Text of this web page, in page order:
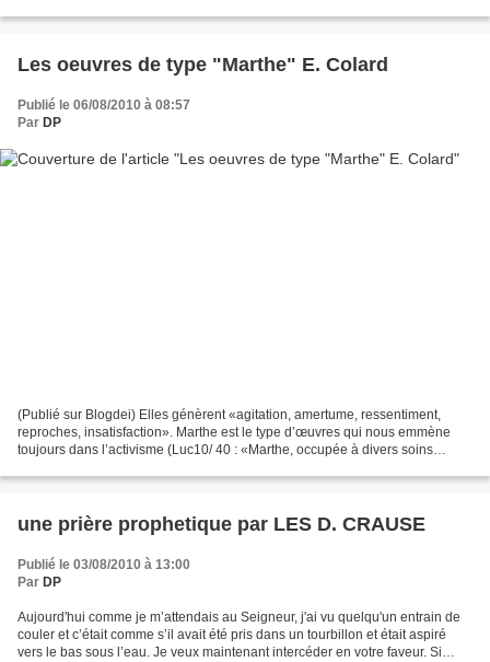
Les oeuvres de type "Marthe" E. Colard
Publié le 06/08/2010 à 08:57
Par DP
(Publié sur Blogdei) Elles génèrent «agitation, amertume, ressentiment,
reproches, insatisfaction». Marthe est le type d’œuvres qui nous emmène
toujours dans l’activisme (Luc10/ 40 : «Marthe, occupée à divers soins
une prière prophetique par LES D. CRAUSE
Publié le 03/08/2010 à 13:00
Par DP
Aujourd'hui comme je m’attendais au Seigneur, j'ai vu quelqu'un entrain de
couler et c’était comme s’il avait été pris dans un tourbillon et était aspiré
vers le bas sous l’eau. Je veux maintenant intercéder en votre faveur. Si